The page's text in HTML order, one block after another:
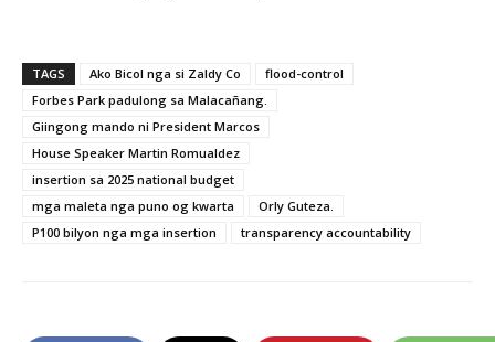
TAGS Ako Bicol nga si Zaldy Co
flood-control
Forbes Park padulong sa Malacañang.
Giingong mando ni President Marcos
House Speaker Martin Romualdez
insertion sa 2025 national budget
mga maleta nga puno og kwarta
Orly Guteza.
P100 bilyon nga mga insertion
transparency accountability